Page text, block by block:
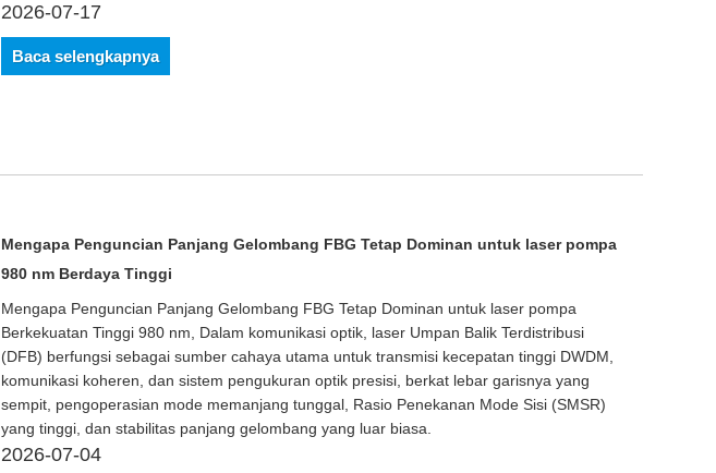
2026-07-17
Baca selengkapnya
Mengapa Penguncian Panjang Gelombang FBG Tetap Dominan untuk laser pompa
980 nm Berdaya Tinggi
Mengapa Penguncian Panjang Gelombang FBG Tetap Dominan untuk laser pompa
Berkekuatan Tinggi 980 nm, Dalam komunikasi optik, laser Umpan Balik Terdistribusi
(DFB) berfungsi sebagai sumber cahaya utama untuk transmisi kecepatan tinggi DWDM,
komunikasi koheren, dan sistem pengukuran optik presisi, berkat lebar garisnya yang
sempit, pengoperasian mode memanjang tunggal, Rasio Penekanan Mode Sisi (SMSR)
yang tinggi, dan stabilitas panjang gelombang yang luar biasa.
2026-07-04